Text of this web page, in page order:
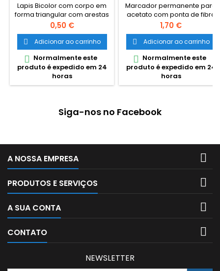
Lapis Bicolor com corpo em
forma triangular com arestas
redondas da Milan. Diâmtero
do lápis: 6,3mm
Comprimento: 175mm Mina:
2mm
Preço
0,50 €
 Adicionar ao carrinho
 Normalmente este
produto é expedido em 24
horas
Marcador permanente para
acetato com ponta de fibra
1mm da marca Artline. Cor
azul.
Preço
1,70 €
 Adicionar ao carrinho
 Normalmente este
produto é expedido em 24
horas
Siga-nos no Facebook
A NOSSA EMPRESA 
PRODUTOS E SERVIÇOS 
A SUA CONTA 
CONTATO 
NEWSLETTER